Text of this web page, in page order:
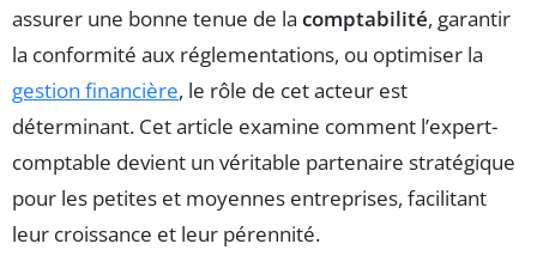
assurer une bonne tenue de la comptabilité, garantir
la conformité aux réglementations, ou optimiser la
gestion financière, le rôle de cet acteur est
déterminant. Cet article examine comment l’expert-
comptable devient un véritable partenaire stratégique
pour les petites et moyennes entreprises, facilitant
leur croissance et leur pérennité.